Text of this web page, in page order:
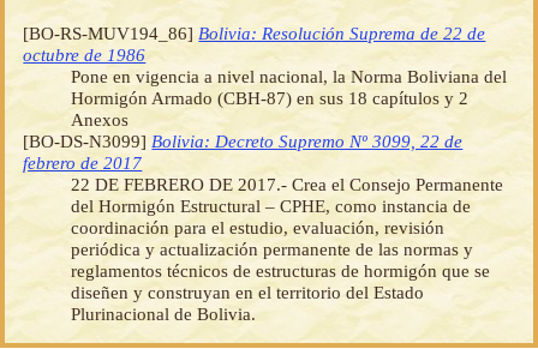
[BO-RS-MUV194_86] Bolivia: Resolución Suprema de 22 de
octubre de 1986
Pone en vigencia a nivel nacional, la Norma Boliviana del
Hormigón Armado (CBH-87) en sus 18 capítulos y 2
Anexos
[BO-DS-N3099] Bolivia: Decreto Supremo Nº 3099, 22 de
febrero de 2017
22 DE FEBRERO DE 2017.- Crea el Consejo Permanente
del Hormigón Estructural – CPHE, como instancia de
coordinación para el estudio, evaluación, revisión
periódica y actualización permanente de las normas y
reglamentos técnicos de estructuras de hormigón que se
diseñen y construyan en el territorio del Estado
Plurinacional de Bolivia.